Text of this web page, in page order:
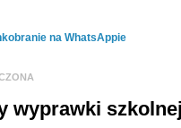
na WhatsAppie
wyprawki